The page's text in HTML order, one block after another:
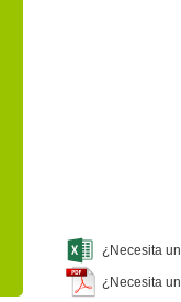
¿Necesita
¿Necesita